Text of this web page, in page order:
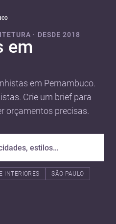
· DESDE 2018
em
em Pernambuco.
Crie um brief para
orçamentos precisas.
INTERIORES
SÃO PAULO